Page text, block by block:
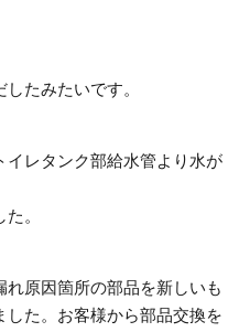
たみたいです。
レタンク部給水管より水が
。
原因箇所の部品を新しいも
た。お客様から部品交換を